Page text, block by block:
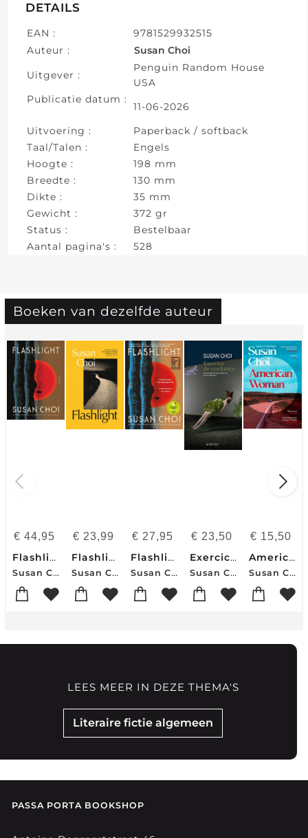
DETAILS
EAN :
9781529932515
Auteur :
Susan Choi
Uitgever :
Penguin Random House
USA
Publicatie datum :
11-06-2026
Uitvoering :
Paperback / softback
Taal/Talen :
Engels
Hoogte :
198 mm
Breedte :
130 mm
Dikte :
35 mm
Gewicht :
372 gr
Status :
Bestelbaar
Aantal pagina's :
528
Boeken van dezelfde auteur
€ 44,95
Flashlight
Susan Choi
€ 23,99
Flashlight
Susan Choi
€ 27,95
Flashlight
Susan Choi
€ 23,50
Exercice De Confiance
Susan Choi
€ 15,50
American Woman
Susan Choi
Literaire fictie algemeen
LEES MEER IN DEZE THEMA'S
PASSA PORTA BOOKSHOP